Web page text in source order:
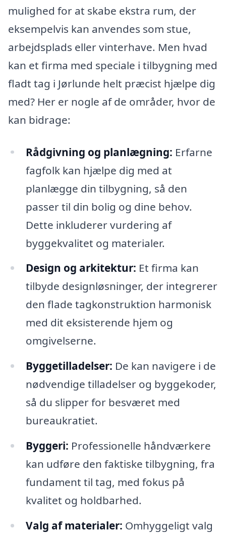
mulighed for at skabe ekstra rum, der
eksempelvis kan anvendes som stue,
arbejdsplads eller vinterhave. Men hvad
kan et firma med speciale i tilbygning med
fladt tag i Jørlunde helt præcist hjælpe dig
med? Her er nogle af de områder, hvor de
kan bidrage:
Rådgivning og planlægning: Erfarne
fagfolk kan hjælpe dig med at
planlægge din tilbygning, så den
passer til din bolig og dine behov.
Dette inkluderer vurdering af
byggekvalitet og materialer.
Design og arkitektur: Et firma kan
tilbyde designløsninger, der integrerer
den flade tagkonstruktion harmonisk
med dit eksisterende hjem og
omgivelserne.
Byggetilladelser: De kan navigere i de
nødvendige tilladelser og byggekoder,
så du slipper for besværet med
bureaukratiet.
Byggeri: Professionelle håndværkere
kan udføre den faktiske tilbygning, fra
fundament til tag, med fokus på
kvalitet og holdbarhed.
Valg af materialer: Omhyggeligt valg